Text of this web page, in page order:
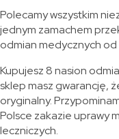
Polecamy wszystkim
jednym zamachem
odmian medycznych od
Kupujesz 8 nasion
sklep masz gwarancję,
oryginalny.
Polsce zakazie uprawy
leczniczych.